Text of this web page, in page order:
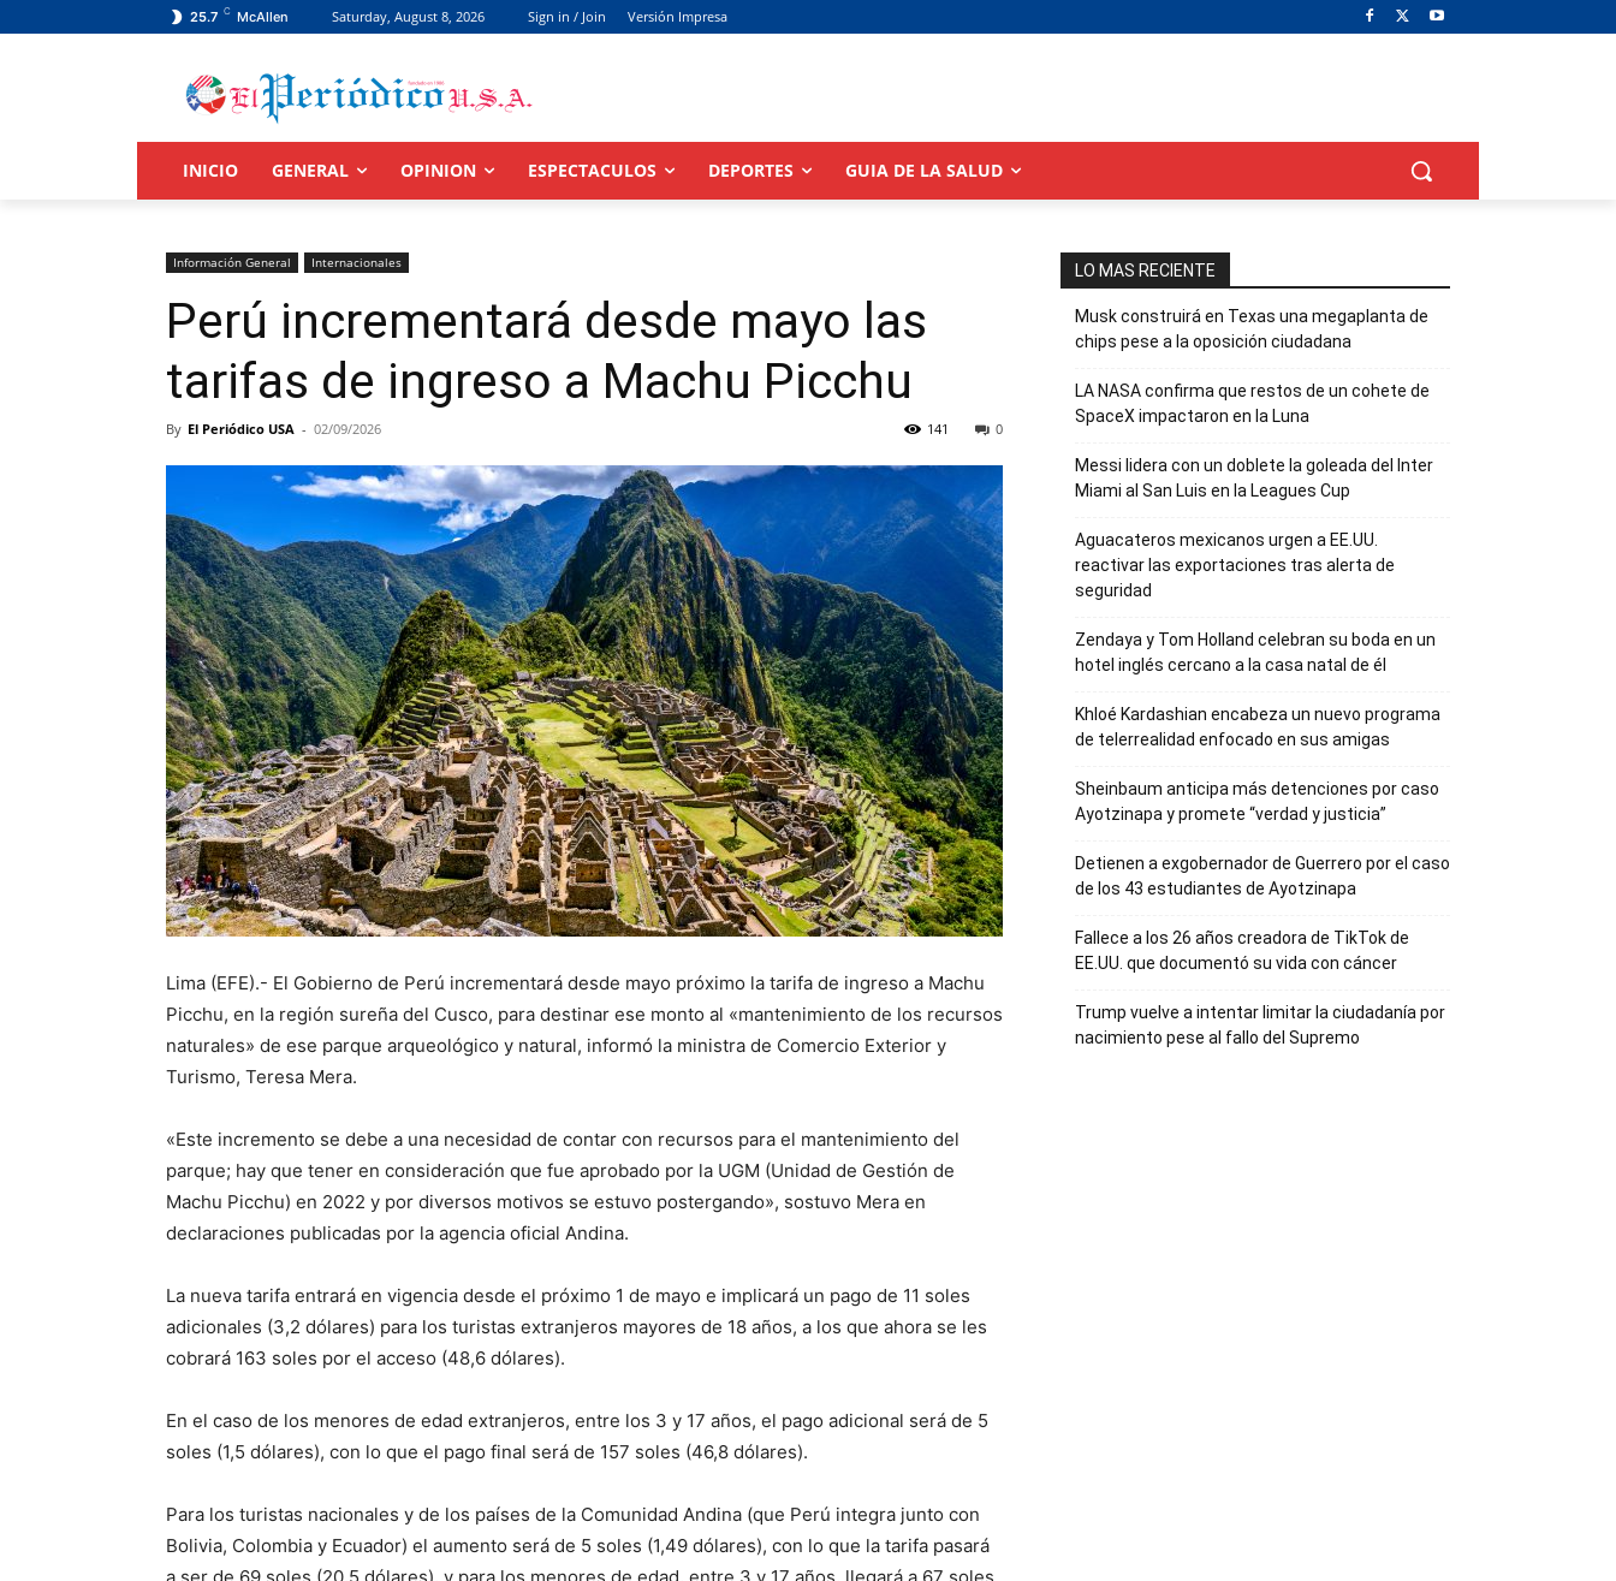
25.7 C McAllen Saturday, August 8, 2026 Sign in / Join Versión Impresa
INICIO GENERAL OPINION ESPECTACULOS DEPORTES GUIA DE LA SALUD
Información General Internacionales
Perú incrementará desde mayo las
tarifas de ingreso a Machu Picchu
By El Periódico USA - 02/09/2026 0
141
Lima (EFE).- El Gobierno de Perú incrementará desde mayo próximo la tarifa de ingreso a Machu
Picchu, en la región sureña del Cusco, para destinar ese monto al «mantenimiento de los recursos
naturales» de ese parque arqueológico y natural, informó la ministra de Comercio Exterior y
Turismo, Teresa Mera.
«Este incremento se debe a una necesidad de contar con recursos para el mantenimiento del
parque; hay que tener en consideración que fue aprobado por la UGM (Unidad de Gestión de
Machu Picchu) en 2022 y por diversos motivos se estuvo postergando», sostuvo Mera en
declaraciones publicadas por la agencia oficial Andina.
La nueva tarifa entrará en vigencia desde el próximo 1 de mayo e implicará un pago de 11 soles
adicionales (3,2 dólares) para los turistas extranjeros mayores de 18 años, a los que ahora se les
cobrará 163 soles por el acceso (48,6 dólares).
En el caso de los menores de edad extranjeros, entre los 3 y 17 años, el pago adicional será de 5
soles (1,5 dólares), con lo que el pago final será de 157 soles (46,8 dólares).
Para los turistas nacionales y de los países de la Comunidad Andina (que Perú integra junto con
Bolivia, Colombia y Ecuador) el aumento será de 5 soles (1,49 dólares), con lo que la tarifa pasará
LO MAS RECIENTE
Musk construirá en Texas una megaplanta de
chips pese a la oposición ciudadana
LA NASA confirma que restos de un cohete de
SpaceX impactaron en la Luna
Messi lidera con un doblete la goleada del Inter
Miami al San Luis en la Leagues Cup
Aguacateros mexicanos urgen a EE.UU.
reactivar las exportaciones tras alerta de
seguridad
Zendaya y Tom Holland celebran su boda en un
hotel inglés cercano a la casa natal de él
Khloé Kardashian encabeza un nuevo programa
de telerrealidad enfocado en sus amigas
Sheinbaum anticipa más detenciones por caso
Ayotzinapa y promete “verdad y justicia”
Detienen a exgobernador de Guerrero por el caso
de los 43 estudiantes de Ayotzinapa
Fallece a los 26 años creadora de TikTok de
EE.UU. que documentó su vida con cáncer
Trump vuelve a intentar limitar la ciudadanía por
nacimiento pese al fallo del Supremo